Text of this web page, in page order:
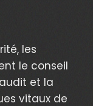
les
le conseil
et la
vitaux de